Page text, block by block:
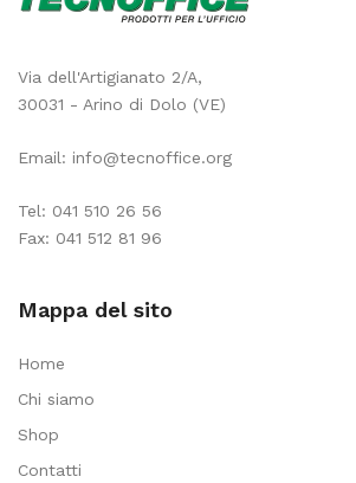
Via dell'Artigianato 2/A,
30031 - Arino di Dolo (VE)
Email: info@tecnoffice.org
Tel: 041 510 26 56
Fax: 041 512 81 96
Mappa del sito
Home
Chi siamo
Shop
Contatti